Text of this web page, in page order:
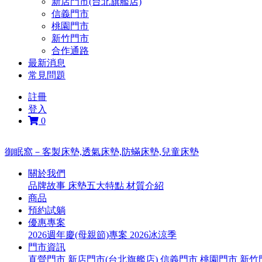
信義門市
桃園門市
新竹門市
合作通路
最新消息
常見問題
註冊
登入
0
御眠窩－客製床墊,透氣床墊,防蟎床墊,兒童床墊
關於我們
品牌故事 床墊五大特點 材質介紹
商品
預約試躺
優惠專案
2026週年慶(母親節)專案 2026冰涼季
門市資訊
直營門市 新店門市(台北旗艦店) 信義門市 桃園門市 新竹